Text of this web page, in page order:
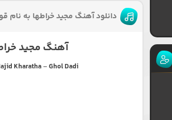
دانلود آهنگ مجید خراطها به نام
آهنگ مجید
Kharatha–Ghol Dadi